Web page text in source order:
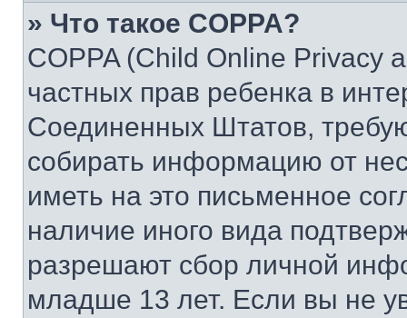
» Что такое COPPA?
COPPA (Child Online Privacy
частных прав ребенка в
Соединенных Штатов,
собирать информацию от
иметь на это письменное
наличие иного вида
разрешают сбор личной
младше 13 лет. Если вы не